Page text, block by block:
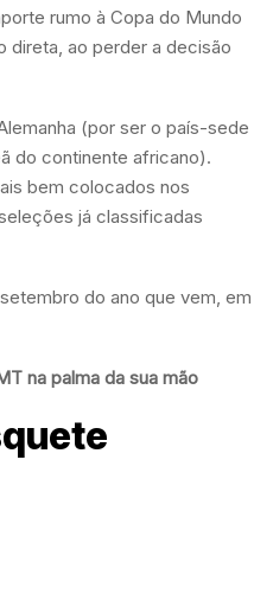
rumo à Copa do Mundo
direta, ao perder a decisão
(por ser o país-sede
do continente africano).
bem colocados nos
já classificadas
do ano que vem, em
na palma da sua mão